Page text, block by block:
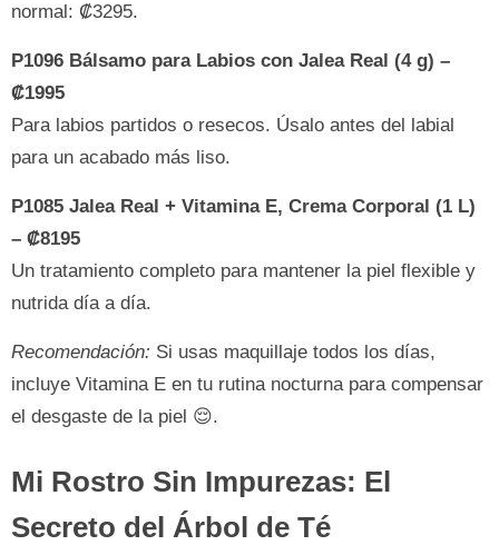
normal: ₡3295.
P1096 Bálsamo para Labios con Jalea Real (4 g) –
₡1995
Para labios partidos o resecos. Úsalo antes del labial
para un acabado más liso.
P1085 Jalea Real + Vitamina E, Crema Corporal (1 L)
– ₡8195
Un tratamiento completo para mantener la piel flexible y
nutrida día a día.
Recomendación: Si usas maquillaje todos los días,
incluye Vitamina E en tu rutina nocturna para compensar
el desgaste de la piel 😌.
Mi Rostro Sin Impurezas: El
Secreto del Árbol de Té